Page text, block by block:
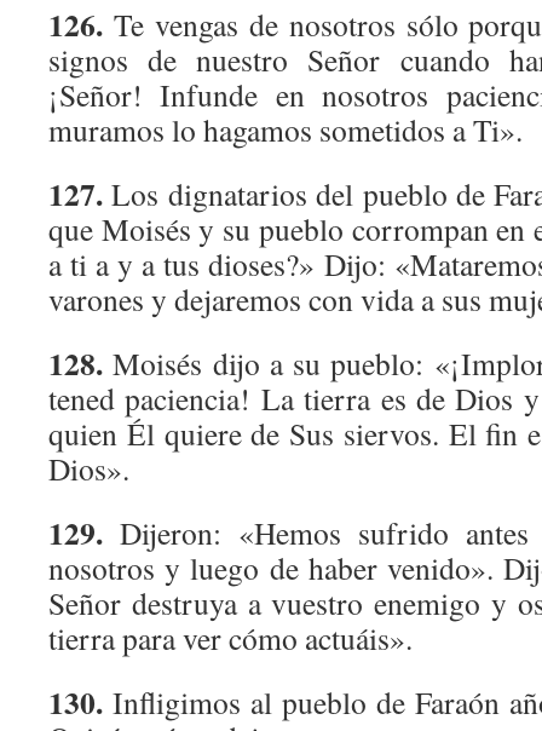
126. Te vengas de nosotros sólo
signos de nuestro Señor cuando
¡Señor! Infunde en nosotros
muramos lo hagamos sometidos a Ti».
127.Los dignatarios del pueblo de
que Moisés y su pueblo corrompan en
a ti a y a tus dioses?» Dijo:
varones y dejaremos con vida a sus
128.Moisés dijo a su pueblo:
tened paciencia! La tierra es de Dios
quien Él quiere de Sus siervos. El fin
Dios».
129. Dijeron: «Hemos sufrido
nosotros y luego de haber venido».
Señor destruya a vuestro enemigo y
tierra para ver cómo actuáis».
130. Infligimos al pueblo de Faraón